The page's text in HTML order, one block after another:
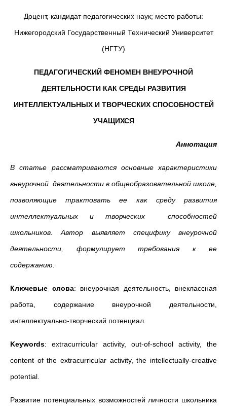
Доцент, кандидат педагогических наук; место работы:
Нижегородский Государственный Технический Университет
(НГТУ)
ПЕДАГОГИЧЕСКИЙ ФЕНОМЕН ВНЕУРОЧНОЙ
ДЕЯТЕЛЬНОСТИ КАК СРЕДЫ РАЗВИТИЯ
ИНТЕЛЛЕКТУАЛЬНЫХ И ТВОРЧЕСКИХ СПОСОБНОСТЕЙ
УЧАЩИХСЯ
Аннотация
В статье рассматриваются основные характеристики
внеурочной деятельности в общеобразовательной школе,
позволяющие трактовать ее как среду развития
интеллектуальных и творческих способностей
школьников. Автор выявляет специфику внеурочной
деятельности, формулирует требования к ее
содержанию.
Ключевые слова: внеурочная деятельность, внеклассная
работа, содержание внеурочной деятельности,
интеллектуально-творческий потенциал.
Keywords: extracurricular activity, out-of-school activity, the
content of the extracurricular activity, the intellectually-creative
potential.
Развитие потенциальных возможностей личности школьника